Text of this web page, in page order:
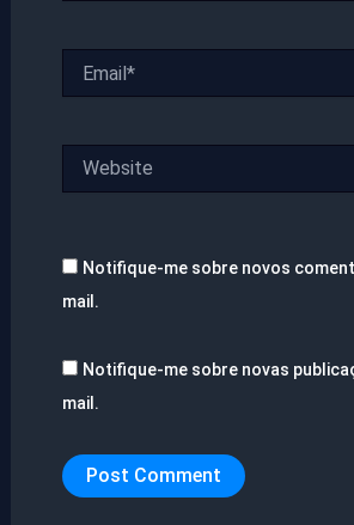
Notifique-me sobre novos
mail.
Notifique-me sobre novas
mail.